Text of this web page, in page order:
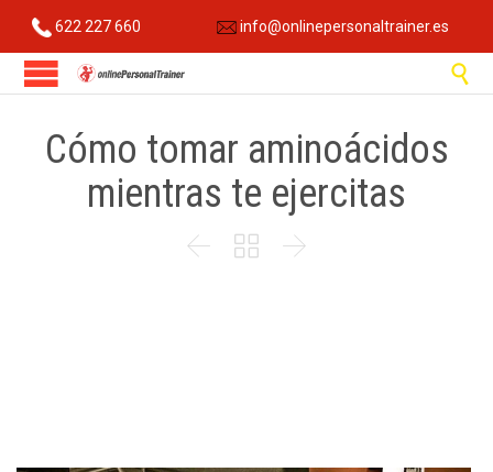
622 227 660 info@onlinepersonaltrainer.es

Cómo tomar aminoácidos
mientras te ejercitas
  